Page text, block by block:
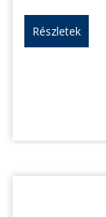
Részletek